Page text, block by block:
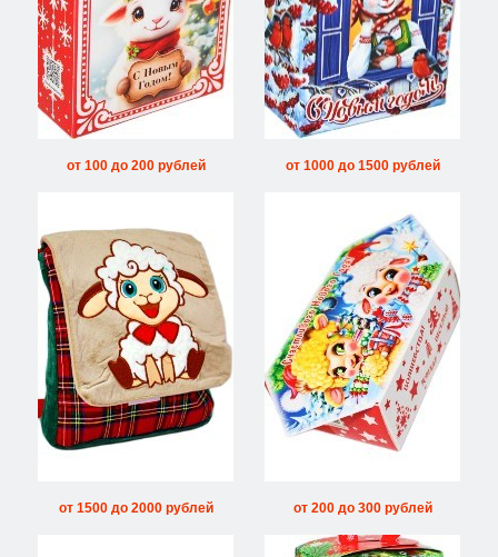
от 100 до 200 рублей от 1000 до 1500 рублей
от 1500 до 2000 рублей от 200 до 300 рублей